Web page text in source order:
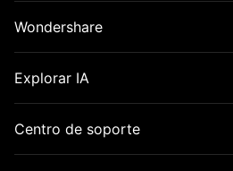
Wondershare
Explorar IA
Centro de soporte